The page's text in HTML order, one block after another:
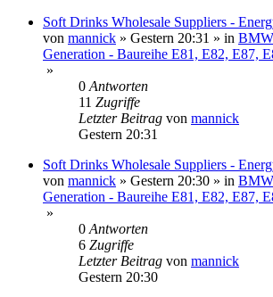
Soft Drinks Wholesale Suppliers -
von mannick » Gestern 20:31 » in
Generation - Baureihe E81, E82, E87,
»
0 Antworten
11 Zugriffe
Letzter Beitrag von mannick
Gestern 20:31
Soft Drinks Wholesale Suppliers -
von mannick » Gestern 20:30 » in
Generation - Baureihe E81, E82, E87,
»
0 Antworten
6 Zugriffe
Letzter Beitrag von mannick
Gestern 20:30